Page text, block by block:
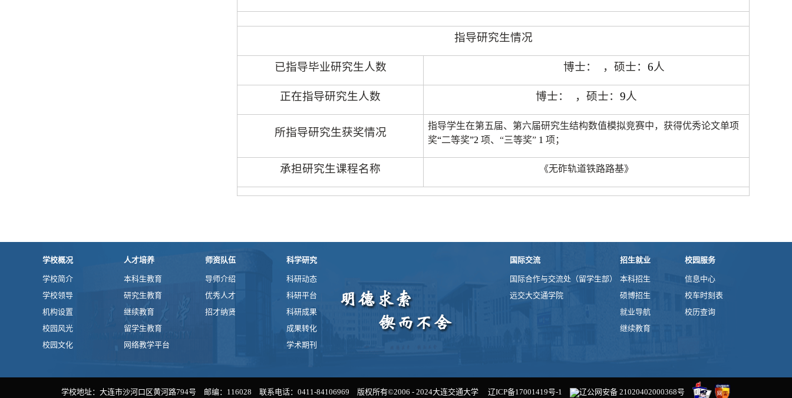
指导研究生情况
已指导毕业研究生人数 博士： ，硕士： 6人
正在指导研究生人数 博士： ，硕士： 9人
所指导研究生获奖情况
指导学生在第五届、第六届研究生结构数值模拟竞赛中，获得优秀论文单项
奖“二等奖”2 项、“三等奖” 1 项；
承担研究生课程名称 《无砟轨道铁路路基》
学校概况
学校简介
学校领导
机构设置
校园风光
校园文化
人才培养
本科生教育
研究生教育
继续教育
留学生教育
网络教学平台
师资队伍
导师介绍
优秀人才
招才纳贤
科学研究
科研动态
科研平台
科研成果
成果转化
学术期刊
国际交流
国际合作与交流处（留学生部）
远交大交通学院
招生就业
本科招生
硕博招生
就业导航
继续教育
校园服务
信息中心
校车时刻表
校历查询
学校地址：大连市沙河口区黄河路794号 邮编：116028 联系电话：0411-84106969 版权所有©2006 - 2024大连交通大学 辽ICP备17001419号-1 辽公网安备 21020402000368号